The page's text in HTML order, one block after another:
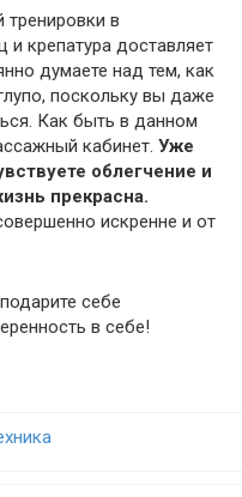
тренировки в
крепатура доставляет
думаете над тем, как
поскольку вы даже
Как быть в данном
кабинет. Уже
облегчение и
прекрасна.
искренне и от
себе
в себе!